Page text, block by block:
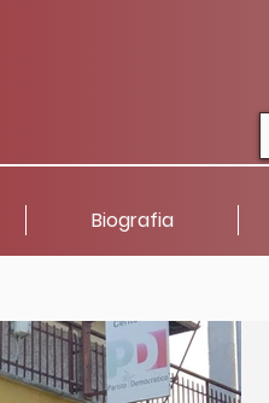
Biografia